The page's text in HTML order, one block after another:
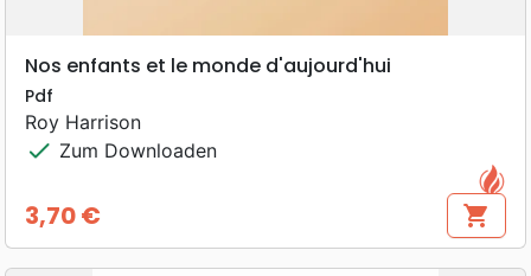
Nos enfants et le monde d'aujourd'hui
Pdf
Roy Harrison
check Zum Downloaden
Preis
3,70 € shopping_cart